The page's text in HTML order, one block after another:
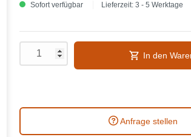
Sofort verfügbar Lieferzeit: 3 - 5 Werktage
In den
Anfrage stellen